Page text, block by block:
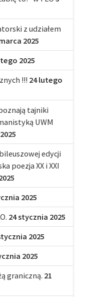
z udziałem
2025
2025
!!! 24 lutego
tajniki
UWM
edycji
poezja XX i XXI
2025
24 stycznia 2025
2025
2025
graniczną. 21